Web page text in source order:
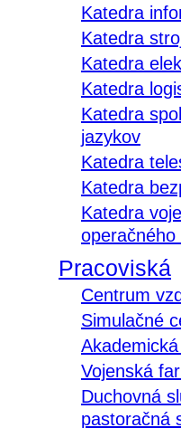
Katedra
Katedra
Katedra
Katedra
Katedra
jazykov
Katedra
Katedra
Katedra
operačného
Pracoviská
Centrum
Simulačné
Vojenská
Duchovná
pastoračná